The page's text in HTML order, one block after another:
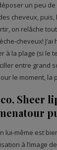
un peu
cheveux, puis,
on relâche
cheveux!
à la plage (si le
entre grand
le moment, la
Sheer
lui-même est
à l’image